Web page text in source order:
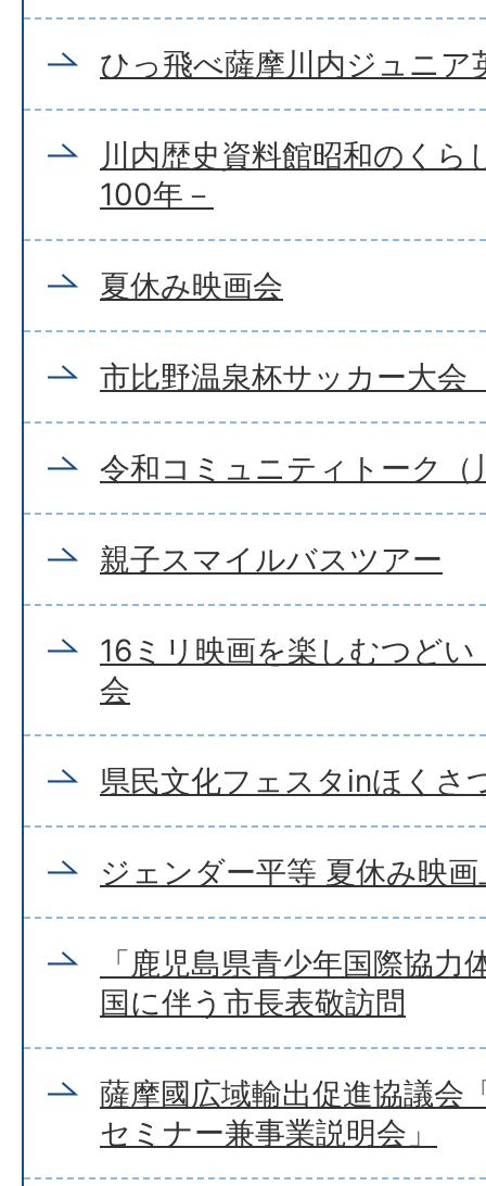
ひっ飛べ薩摩川内ジュニア
川内歴史資料館昭和のくら
100年－
夏休み映画会
市比野温泉杯サッカー大会
令和コミュニティトーク（
親子スマイルバスツアー
16ミリ映画を楽しむつど
会
県民文化フェスタinほくさ
ジェンダー平等 夏休み映
「鹿児島県青少年国際協力
国に伴う市長表敬訪問
薩摩國広域輸出促進協議会
セミナー兼事業説明会」